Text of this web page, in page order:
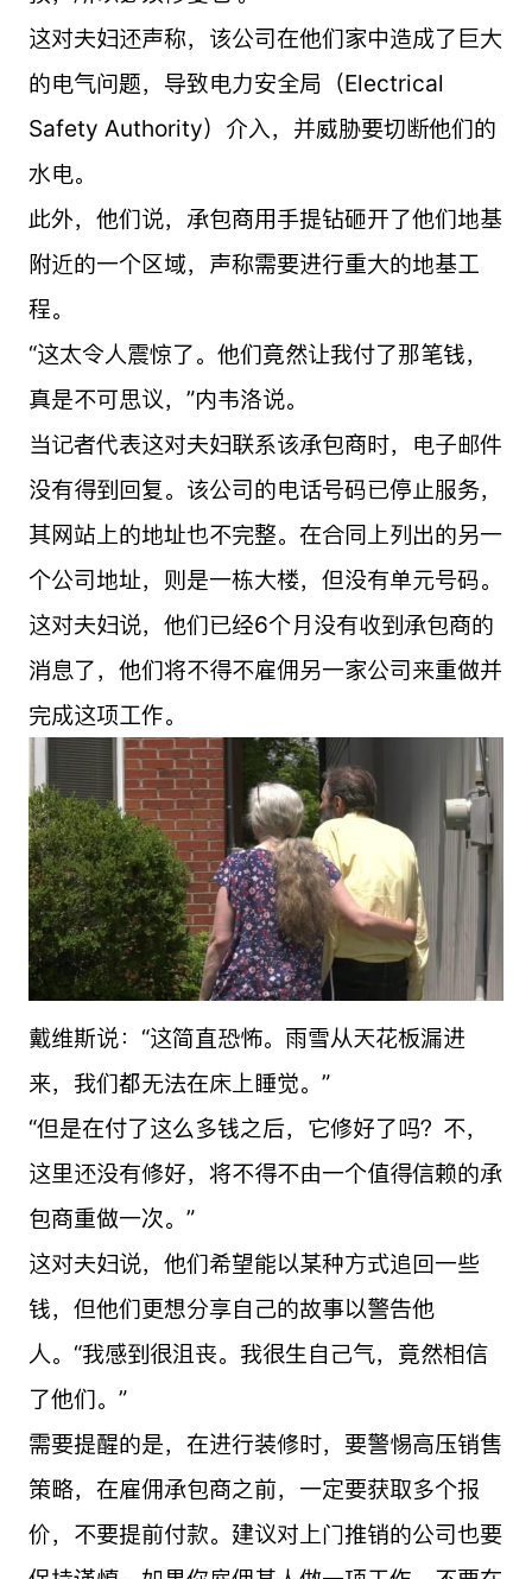
这对夫妇还声称，该公司在他们家中造成了巨大
的电气问题，导致电力安全局（Electrical
Safety Authority）介入，并威胁要切断他们的
水电。
此外，他们说，承包商用手提钻砸开了他们地基
附近的一个区域，声称需要进行重大的地基工
程。
“这太令人震惊了。他们竟然让我付了那笔钱，
真是不可思议，”内韦洛说。
当记者代表这对夫妇联系该承包商时，电子邮件
没有得到回复。该公司的电话号码已停止服务，
其网站上的地址也不完整。在合同上列出的另一
个公司地址，则是一栋大楼，但没有单元号码。
这对夫妇说，他们已经6个月没有收到承包商的
消息了，他们将不得不雇佣另一家公司来重做并
完成这项工作。
戴维斯说：“这简直恐怖。雨雪从天花板漏进
来，我们都无法在床上睡觉。”
“但是在付了这么多钱之后，它修好了吗？不，
这里还没有修好，将不得不由一个值得信赖的承
包商重做一次。”
这对夫妇说，他们希望能以某种方式追回一些
钱，但他们更想分享自己的故事以警告他
人。“我感到很沮丧。我很生自己气，竟然相信
了他们。”
需要提醒的是，在进行装修时，要警惕高压销售
策略，在雇佣承包商之前，一定要获取多个报
价，不要提前付款。建议对上门推销的公司也要